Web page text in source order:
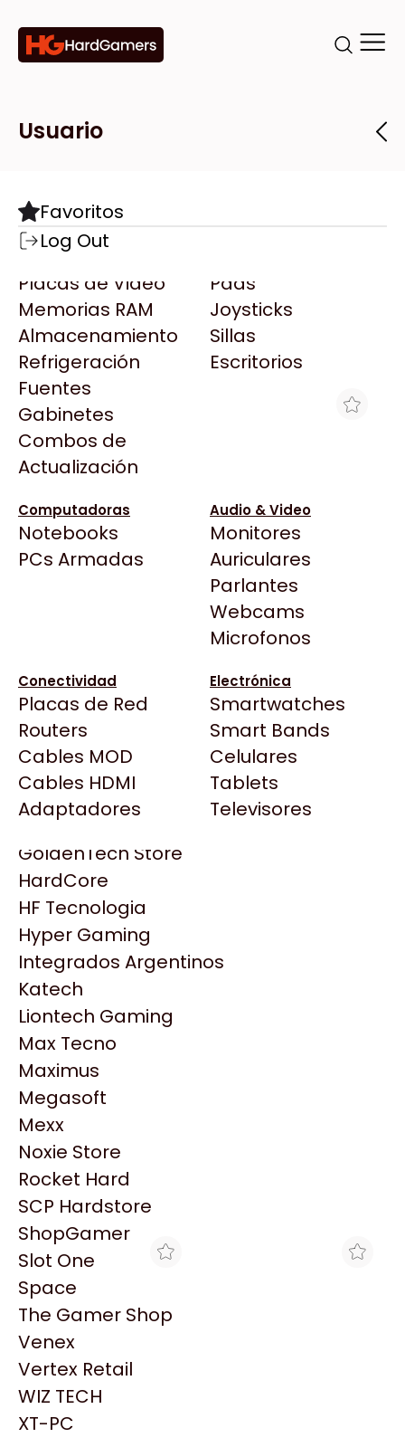
Categorías
Componentes
Motherboards
Microprocesadores
Placas de Video
Memorias RAM
Almacenamiento
Refrigeración
Fuentes
Gabinetes
Combos de
Actualización
Pads
Joysticks
Sillas
Escritorios
Computadoras
Notebooks
PCs Armadas
Audio & Video
Monitores
Auriculares
Parlantes
Webcams
Microfonos
Conectividad
Placas de Red
Routers
Cables MOD
Cables HDMI
Adaptadores
Electrónica
Smartwatches
Smart Bands
Celulares
Tablets
Televisores
Marcas
Todas las Marcas
AMD
AULA
Acer
Adata
AeroCool
Antec
Arkham
Asrock
BenQ
CX
Cooler Master
Deepcool
Dell
EVGA
Gamemax
Genesis
Genius
HP
HyperX
INNO3D
Intel
Kingston
Lenovo
Logitech
MSI
NVIDIA GeForce
NZXT
PNY
Palit
Philips
PowerColor
Razer
Redragon
Samsung
Sandisk
Sapphire
Seagate
Sentey
Solarmax
Tiendas
Destacadas
Todas las Tiendas
Click Gaming
Compufan Store
Dinobyte
Full H4rd
Gaming City
Gezatek
GoldenTech Store
HardCore
HF Tecnologia
Hyper Gaming
Integrados Argentinos
Katech
Liontech Gaming
Max Tecno
Maximus
Megasoft
Mexx
Noxie Store
Rocket Hard
SCP Hardstore
ShopGamer
Slot One
Space
The Gamer Shop
Venex
Vertex Retail
WIZ TECH
XT-PC
Usuario
Favoritos
Log Out
EXTENSOR DE RANGO TP-LINK
WA850RE 11N 300MBPS
$30.657
Ver producto en la página de Max Tecno
Productos
Similares
Explorá más productos similares
BLACK
EXTENSOR DE RANGO
300MBPS
$33.886